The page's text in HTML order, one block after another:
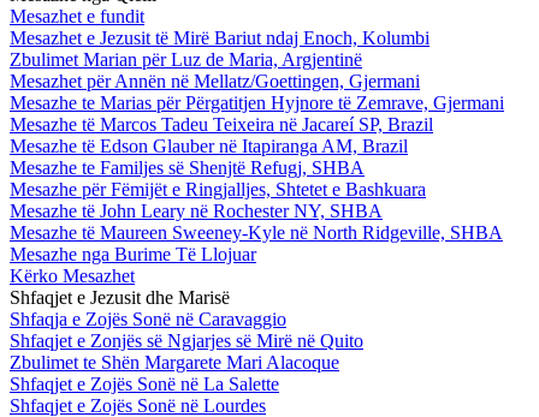
Mesazhet e fundit
Mesazhet e Jezusit të Mirë Bariut ndaj Enoch, Kolumbi
Zbulimet Marian për Luz de Maria, Argjentinë
Mesazhet për Annën në Mellatz/Goettingen, Gjermani
Mesazhe te Marias për Përgatitjen Hyjnore të Zemrave, Gjermani
Mesazhe të Marcos Tadeu Teixeira në Jacareí SP, Brazil
Mesazhe të Edson Glauber në Itapiranga AM, Brazil
Mesazhe te Familjes së Shenjtë Refugj, SHBA
Mesazhe për Fëmijët e Ringjalljes, Shtetet e Bashkuara
Mesazhe të John Leary në Rochester NY, SHBA
Mesazhe të Maureen Sweeney-Kyle në North Ridgeville, SHBA
Mesazhe nga Burime Të Llojuar
Kërko Mesazhet
Shfaqjet e Jezusit dhe Marisë
Shfaqja e Zojës Sonë në Caravaggio
Shfaqjet e Zonjës së Ngjarjes së Mirë në Quito
Zbulimet te Shën Margarete Mari Alacoque
Shfaqjet e Zojës Sonë në La Salette
Shfaqjet e Zojës Sonë në Lourdes